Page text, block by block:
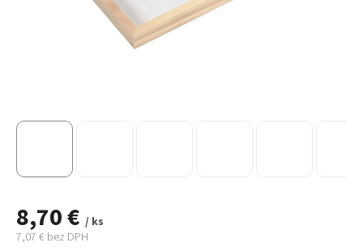
8,70 € / ks
7,07 € bez DPH